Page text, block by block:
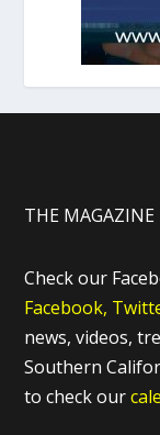
THE MAGAZINE
Check our
Facebook,
news, videos,
Southern
to check our